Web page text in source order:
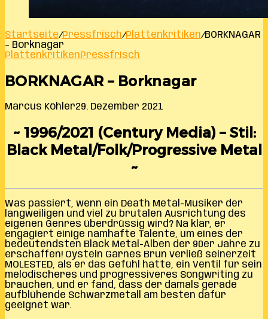
Startseite/Pressfrisch/Plattenkritiken/BORKNAGAR
– Borknagar
PlattenkritikenPressfrisch
BORKNAGAR – Borknagar
Marcus Köhler29. Dezember 2021
~ 1996/2021 (Century Media) – Stil:
Black Metal/Folk/Progressive Metal
~
Was passiert, wenn ein Death Metal-Musiker der
langweiligen und viel zu brutalen Ausrichtung des
eigenen Genres überdrüssig wird? Na klar, er
engagiert einige namhafte Talente, um eines der
bedeutendsten Black Metal-Alben der 90er Jahre zu
erschaffen! Oystein Garnes Brun verließ seinerzeit
MOLESTED, als er das Gefühl hatte, ein Ventil für sein
melodischeres und progressiveres Songwriting zu
brauchen, und er fand, dass der damals gerade
aufblühende Schwarzmetall am besten dafür
geeignet war.